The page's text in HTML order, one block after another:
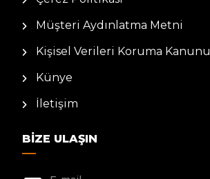
Müşteri Aydınlatma Metni
Kişisel Verileri Koruma Kanunu
Künye
İletişim
BIZE ULAŞIN